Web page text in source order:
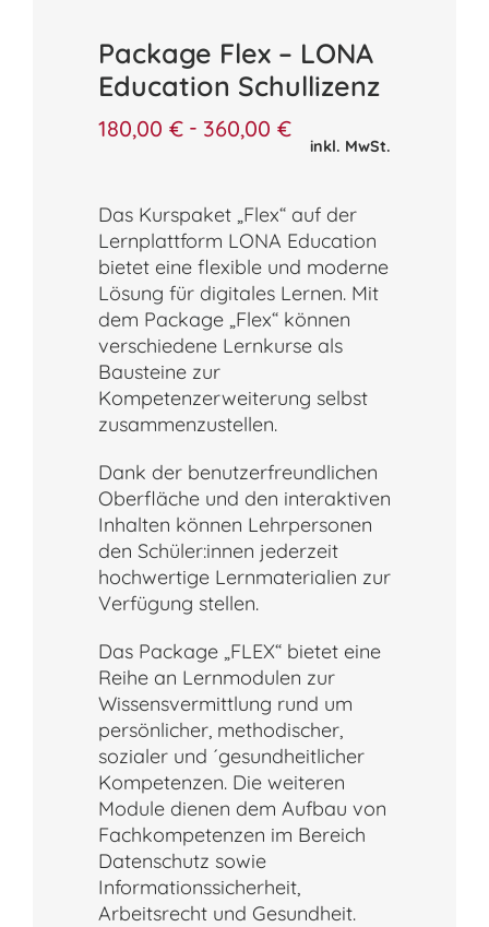
Package Flex – LONA
Education Schullizenz
180,00 € - 360,00 €
inkl. MwSt.
Das Kurspaket „Flex“ auf der
Lernplattform LONA Education
bietet eine flexible und moderne
Lösung für digitales Lernen. Mit
dem Package „Flex“ können
verschiedene Lernkurse als
Bausteine zur
Kompetenzerweiterung selbst
zusammenzustellen.
Dank der benutzerfreundlichen
Oberfläche und den interaktiven
Inhalten können Lehrpersonen
den Schüler:innen jederzeit
hochwertige Lernmaterialien zur
Verfügung stellen.
Das Package „FLEX“ bietet eine
Reihe an Lernmodulen zur
Wissensvermittlung rund um
persönlicher, methodischer,
sozialer und ´gesundheitlicher
Kompetenzen. Die weiteren
Module dienen dem Aufbau von
Fachkompetenzen im Bereich
Datenschutz sowie
Informationssicherheit,
Arbeitsrecht und Gesundheit.